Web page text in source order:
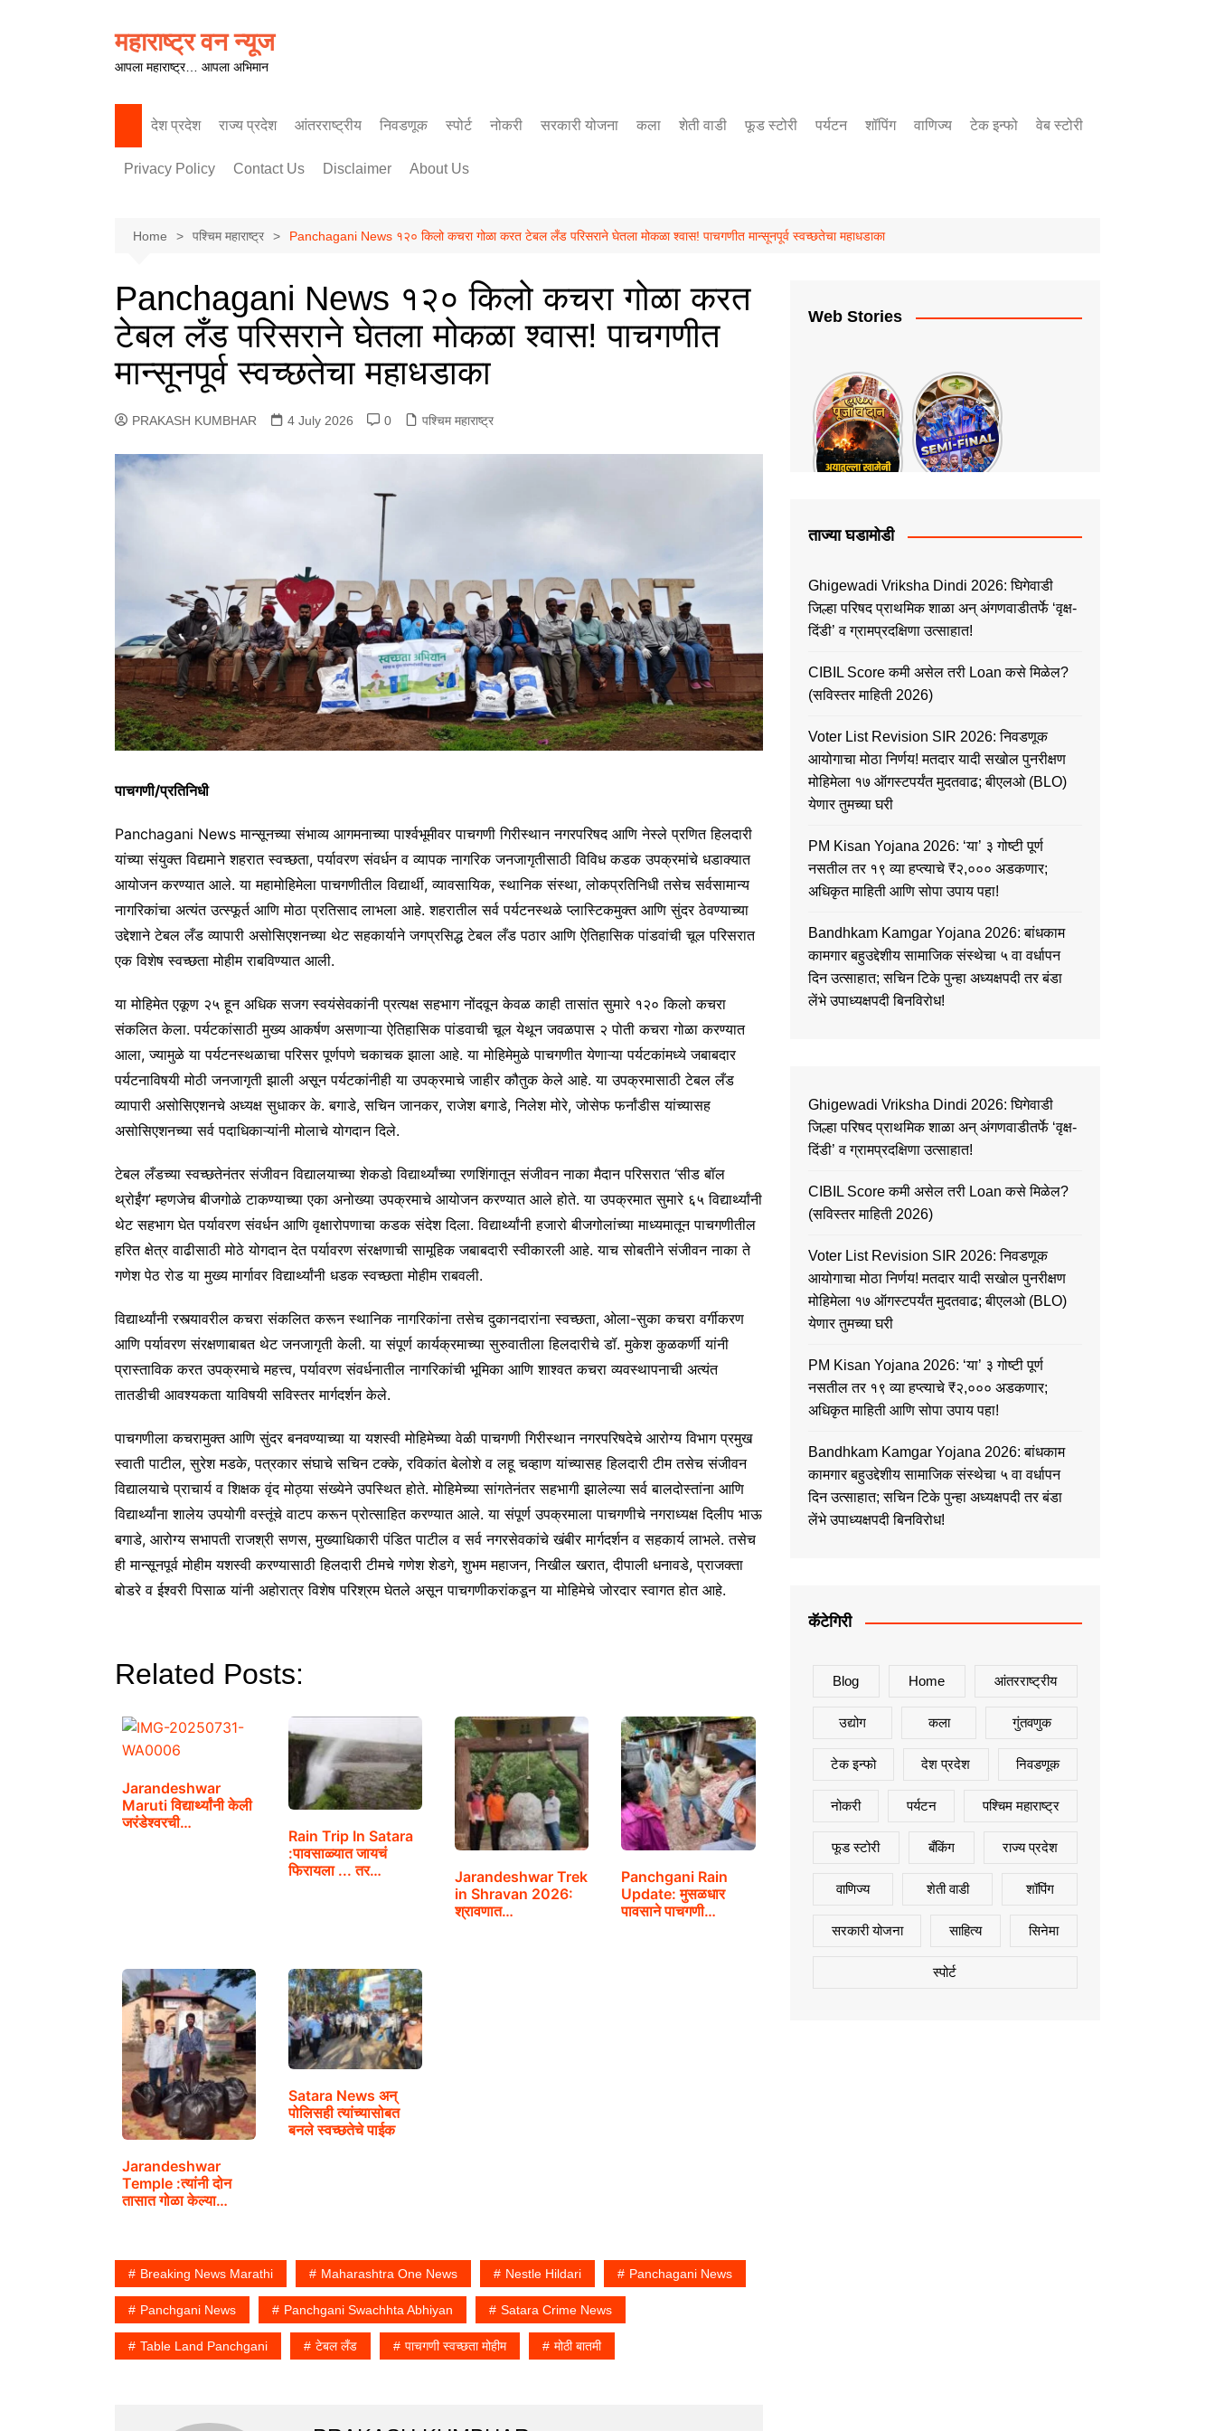
महाराष्ट्र वन न्यूज
आपला महाराष्ट्र… आपला अभिमान
देश प्रदेश राज्य प्रदेश
पश्चिम महाराष्ट्र
आंतरराष्ट्रीय निवडणूक स्पोर्ट नोकरी सरकारी योजना कला शेती वाडी फूड स्टोरी पर्यटन शॉपिंग वाणिज्य टेक इन्फो वेब स्टोरी
Privacy Policy Contact Us Disclaimer About Us
Home पश्चिम महाराष्ट्र Panchagani News १२० किलो कचरा गोळा करत टेबल लँड परिसराने घेतला मोकळा श्वास! पाचगणीत मान्सूनपूर्व स्वच्छतेचा महाधडाका
Panchagani News १२० किलो कचरा गोळा करत
टेबल लँड परिसराने घेतला मोकळा श्वास! पाचगणीत
मान्सूनपूर्व स्वच्छतेचा महाधडाका
PRAKASH KUMBHAR 4 July 2026 0 पश्चिम महाराष्ट्र
पाचगणी/प्रतिनिधी
Panchagani News मान्सूनच्या संभाव्य आगमनाच्या पार्श्वभूमीवर पाचगणी गिरीस्थान नगरपरिषद आणि नेस्ले प्रणित हिलदारी
यांच्या संयुक्त विद्यमाने शहरात स्वच्छता, पर्यावरण संवर्धन व व्यापक नागरिक जनजागृतीसाठी विविध कडक उपक्रमांचे धडाक्यात
आयोजन करण्यात आले. या महामोहिमेला पाचगणीतील विद्यार्थी, व्यावसायिक, स्थानिक संस्था, लोकप्रतिनिधी तसेच सर्वसामान्य
नागरिकांचा अत्यंत उत्स्फूर्त आणि मोठा प्रतिसाद लाभला आहे. शहरातील सर्व पर्यटनस्थळे प्लास्टिकमुक्त आणि सुंदर ठेवण्याच्या
उद्देशाने टेबल लँड व्यापारी असोसिएशनच्या थेट सहकार्याने जगप्रसिद्ध टेबल लँड पठार आणि ऐतिहासिक पांडवांची चूल परिसरात
एक विशेष स्वच्छता मोहीम राबविण्यात आली.
या मोहिमेत एकूण २५ हून अधिक सजग स्वयंसेवकांनी प्रत्यक्ष सहभाग नोंदवून केवळ काही तासांत सुमारे १२० किलो कचरा
संकलित केला. पर्यटकांसाठी मुख्य आकर्षण असणाऱ्या ऐतिहासिक पांडवाची चूल येथून जवळपास २ पोती कचरा गोळा करण्यात
आला, ज्यामुळे या पर्यटनस्थळाचा परिसर पूर्णपणे चकाचक झाला आहे. या मोहिमेमुळे पाचगणीत येणाऱ्या पर्यटकांमध्ये जबाबदार
पर्यटनाविषयी मोठी जनजागृती झाली असून पर्यटकांनीही या उपक्रमाचे जाहीर कौतुक केले आहे. या उपक्रमासाठी टेबल लँड
व्यापारी असोसिएशनचे अध्यक्ष सुधाकर के. बगाडे, सचिन जानकर, राजेश बगाडे, निलेश मोरे, जोसेफ फर्नांडीस यांच्यासह
असोसिएशनच्या सर्व पदाधिकाऱ्यांनी मोलाचे योगदान दिले.
टेबल लँडच्या स्वच्छतेनंतर संजीवन विद्यालयाच्या शेकडो विद्यार्थ्यांच्या रणशिंगातून संजीवन नाका मैदान परिसरात ‘सीड बॉल
थ्रोईंग’ म्हणजेच बीजगोळे टाकण्याच्या एका अनोख्या उपक्रमाचे आयोजन करण्यात आले होते. या उपक्रमात सुमारे ६५ विद्यार्थ्यांनी
थेट सहभाग घेत पर्यावरण संवर्धन आणि वृक्षारोपणाचा कडक संदेश दिला. विद्यार्थ्यांनी हजारो बीजगोलांच्या माध्यमातून पाचगणीतील
हरित क्षेत्र वाढीसाठी मोठे योगदान देत पर्यावरण संरक्षणाची सामूहिक जबाबदारी स्वीकारली आहे. याच सोबतीने संजीवन नाका ते
गणेश पेठ रोड या मुख्य मार्गावर विद्यार्थ्यांनी धडक स्वच्छता मोहीम राबवली.
विद्यार्थ्यांनी रस्त्यावरील कचरा संकलित करून स्थानिक नागरिकांना तसेच दुकानदारांना स्वच्छता, ओला-सुका कचरा वर्गीकरण
आणि पर्यावरण संरक्षणाबाबत थेट जनजागृती केली. या संपूर्ण कार्यक्रमाच्या सुरुवातीला हिलदारीचे डॉ. मुकेश कुळकर्णी यांनी
प्रास्ताविक करत उपक्रमाचे महत्त्व, पर्यावरण संवर्धनातील नागरिकांची भूमिका आणि शाश्वत कचरा व्यवस्थापनाची अत्यंत
तातडीची आवश्यकता याविषयी सविस्तर मार्गदर्शन केले.
पाचगणीला कचरामुक्त आणि सुंदर बनवण्याच्या या यशस्वी मोहिमेच्या वेळी पाचगणी गिरीस्थान नगरपरिषदेचे आरोग्य विभाग प्रमुख
स्वाती पाटील, सुरेश मडके, पत्रकार संघाचे सचिन टक्के, रविकांत बेलोशे व लहू चव्हाण यांच्यासह हिलदारी टीम तसेच संजीवन
विद्यालयाचे प्राचार्य व शिक्षक वृंद मोठ्या संख्येने उपस्थित होते. मोहिमेच्या सांगतेनंतर सहभागी झालेल्या सर्व बालदोस्तांना आणि
विद्यार्थ्यांना शालेय उपयोगी वस्तूंचे वाटप करून प्रोत्साहित करण्यात आले. या संपूर्ण उपक्रमाला पाचगणीचे नगराध्यक्ष दिलीप भाऊ
बगाडे, आरोग्य सभापती राजश्री सणस, मुख्याधिकारी पंडित पाटील व सर्व नगरसेवकांचे खंबीर मार्गदर्शन व सहकार्य लाभले. तसेच
ही मान्सूनपूर्व मोहीम यशस्वी करण्यासाठी हिलदारी टीमचे गणेश शेडगे, शुभम महाजन, निखील खरात, दीपाली धनावडे, प्राजक्ता
बोडरे व ईश्वरी पिसाळ यांनी अहोरात्र विशेष परिश्रम घेतले असून पाचगणीकरांकडून या मोहिमेचे जोरदार स्वागत होत आहे.
Related Posts:
Jarandeshwar
Maruti विद्यार्थ्यांनी केली
जरंडेश्वरची…
Rain Trip In Satara
:पावसाळ्यात जायचं
फिरायला ... तर…
Jarandeshwar Trek
in Shravan 2026:
श्रावणात…
Panchgani Rain
Update: मुसळधार
पावसाने पाचगणी…
Jarandeshwar
Temple :त्यांनी दोन
तासात गोळा केल्या…
Satara News अन्
पोलिसही त्यांच्यासोबत
बनले स्वच्छतेचे पाईक
Breaking News Marathi Maharashtra One News Nestle Hildari Panchagani News
Panchgani News Panchgani Swachhta Abhiyan Satara Crime News
Table Land Panchgani टेबल लँड पाचगणी स्वच्छता मोहीम मोठी बातमी
Web Stories
ताज्या घडामोडी
Ghigewadi Vriksha Dindi 2026: घिगेवाडी
जिल्हा परिषद प्राथमिक शाळा अन् अंगणवाडीतर्फे ‘वृक्ष-
दिंडी’ व ग्रामप्रदक्षिणा उत्साहात!
CIBIL Score कमी असेल तरी Loan कसे मिळेल?
(सविस्तर माहिती 2026)
Voter List Revision SIR 2026: निवडणूक
आयोगाचा मोठा निर्णय! मतदार यादी सखोल पुनरीक्षण
मोहिमेला १७ ऑगस्टपर्यंत मुदतवाढ; बीएलओ (BLO)
येणार तुमच्या घरी
PM Kisan Yojana 2026: ‘या’ ३ गोष्टी पूर्ण
नसतील तर १९ व्या हप्त्याचे ₹२,००० अडकणार;
अधिकृत माहिती आणि सोपा उपाय पहा!
Bandhkam Kamgar Yojana 2026: बांधकाम
कामगार बहुउद्देशीय सामाजिक संस्थेचा ५ वा वर्धापन
दिन उत्साहात; सचिन टिके पुन्हा अध्यक्षपदी तर बंडा
लेंभे उपाध्यक्षपदी बिनविरोध!
Ghigewadi Vriksha Dindi 2026: घिगेवाडी
जिल्हा परिषद प्राथमिक शाळा अन् अंगणवाडीतर्फे ‘वृक्ष-
दिंडी’ व ग्रामप्रदक्षिणा उत्साहात!
CIBIL Score कमी असेल तरी Loan कसे मिळेल?
(सविस्तर माहिती 2026)
Voter List Revision SIR 2026: निवडणूक
आयोगाचा मोठा निर्णय! मतदार यादी सखोल पुनरीक्षण
मोहिमेला १७ ऑगस्टपर्यंत मुदतवाढ; बीएलओ (BLO)
येणार तुमच्या घरी
PM Kisan Yojana 2026: ‘या’ ३ गोष्टी पूर्ण
नसतील तर १९ व्या हप्त्याचे ₹२,००० अडकणार;
अधिकृत माहिती आणि सोपा उपाय पहा!
Bandhkam Kamgar Yojana 2026: बांधकाम
कामगार बहुउद्देशीय सामाजिक संस्थेचा ५ वा वर्धापन
दिन उत्साहात; सचिन टिके पुन्हा अध्यक्षपदी तर बंडा
लेंभे उपाध्यक्षपदी बिनविरोध!
कॅटेगिरी
Blog Home आंतरराष्ट्रीय
उद्योग कला गुंतवणुक
टेक इन्फो देश प्रदेश निवडणूक
नोकरी पर्यटन पश्चिम महाराष्ट्र
फूड स्टोरी बँकिंग राज्य प्रदेश
वाणिज्य शेती वाडी शॉपिंग
सरकारी योजना साहित्य सिनेमा
स्पोर्ट